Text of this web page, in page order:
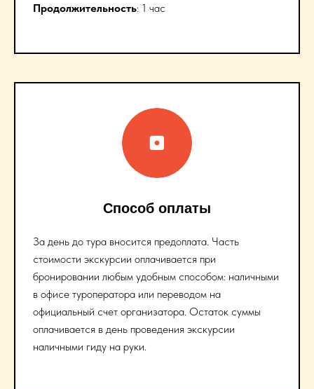
Продолжительность: 1 час
Способ оплаты
За день до тура вносится предоплата. Часть
стоимости экскурсии оплачивается при
бронировании любым удобным способом: наличными
в офисе туроператора или переводом на
официальный счет организатора. Остаток суммы
оплачивается в день проведения экскурсии
наличными гиду на руки.